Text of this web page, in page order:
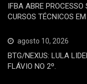
IFBA ABRE
CURSOS TÉCNICOS
agosto 10, 2026
BTG/NEXUS: LULA
FLÁVIO NO 2º.